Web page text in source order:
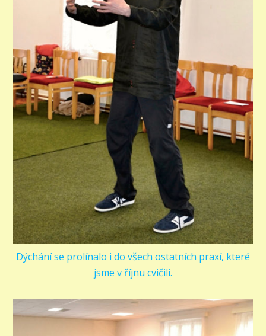
Dýchání se prolínalo i do všech ostatních praxí, které
jsme v říjnu cvičili.